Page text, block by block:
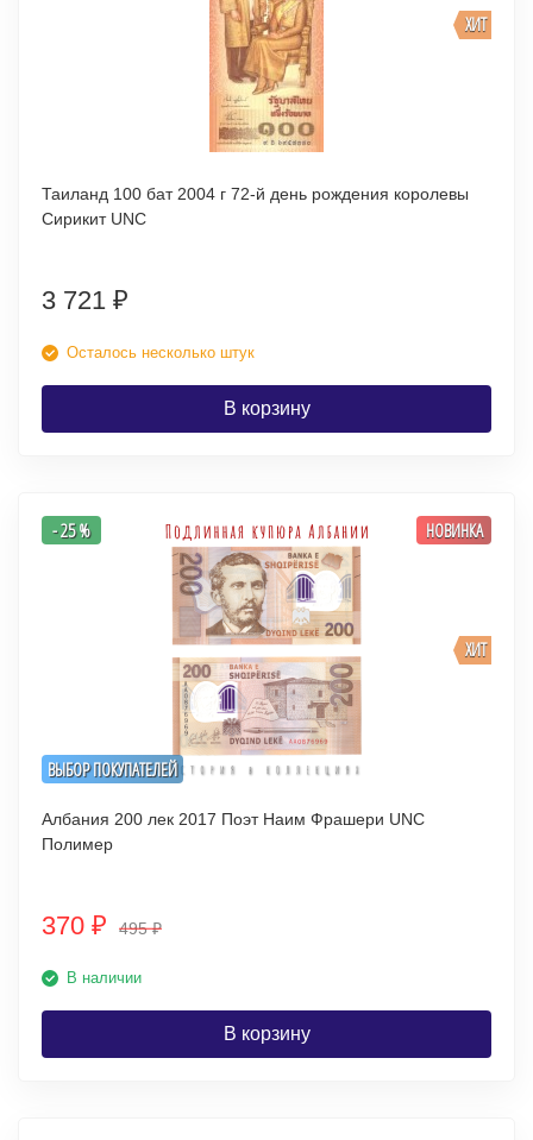
ХИТ
Таиланд 100 бат 2004 г 72-й день рождения королевы
Сирикит UNC
3 721 ₽
Осталось несколько штук
В корзину
ВЫБОР ПОКУПАТЕЛЕЙ
ХИТ
- 25 % НОВИНКА
Албания 200 лек 2017 Поэт Наим Фрашери UNC
Полимер
370 ₽ 495₽
В наличии
В корзину